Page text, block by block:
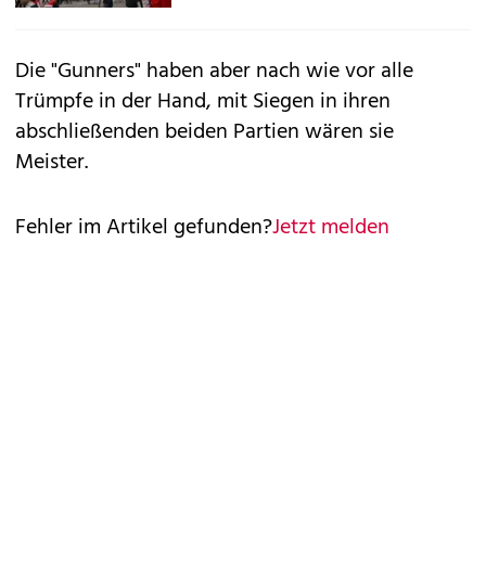
Die "Gunners" haben aber nach wie vor alle
Trümpfe in der Hand, mit Siegen in ihren
abschließenden beiden Partien wären sie
Meister.
Fehler im Artikel gefunden?Jetzt melden